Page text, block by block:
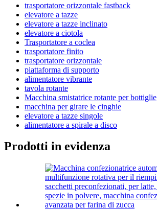
trasportatore orizzontale fastback
elevatore a tazze
elevatore a tazze inclinato
elevatore a ciotola
Trasportatore a coclea
trasportatore finito
trasportatore orizzontale
piattaforma di supporto
alimentatore vibrante
tavola rotante
Macchina smistatrice rotante per bottiglie
macchina per girare le cinghie
elevatore a tazze singole
alimentatore a spirale a disco
Prodotti in evidenza